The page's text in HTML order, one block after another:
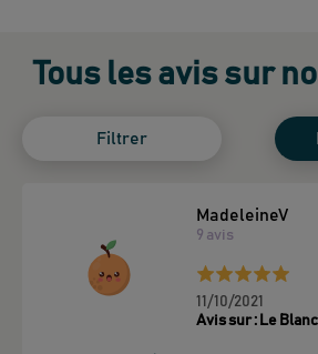
Tous les avis sur
Filtrer
MadeleineV
9 avis
11/10/2021
Avis sur : Le